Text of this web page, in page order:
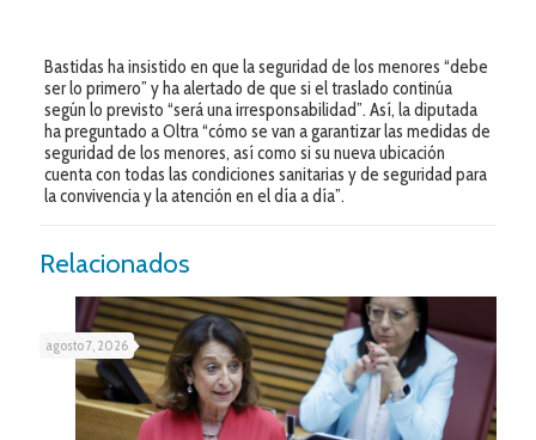
Bastidas ha insistido en que la seguridad de los menores “debe
ser lo primero” y ha alertado de que si el traslado continúa
según lo previsto “será una irresponsabilidad”. Así, la diputada
ha preguntado a Oltra “cómo se van a garantizar las medidas de
seguridad de los menores, así como si su nueva ubicación
cuenta con todas las condiciones sanitarias y de seguridad para
la convivencia y la atención en el día a día”.
Relacionados
agosto 7, 2026